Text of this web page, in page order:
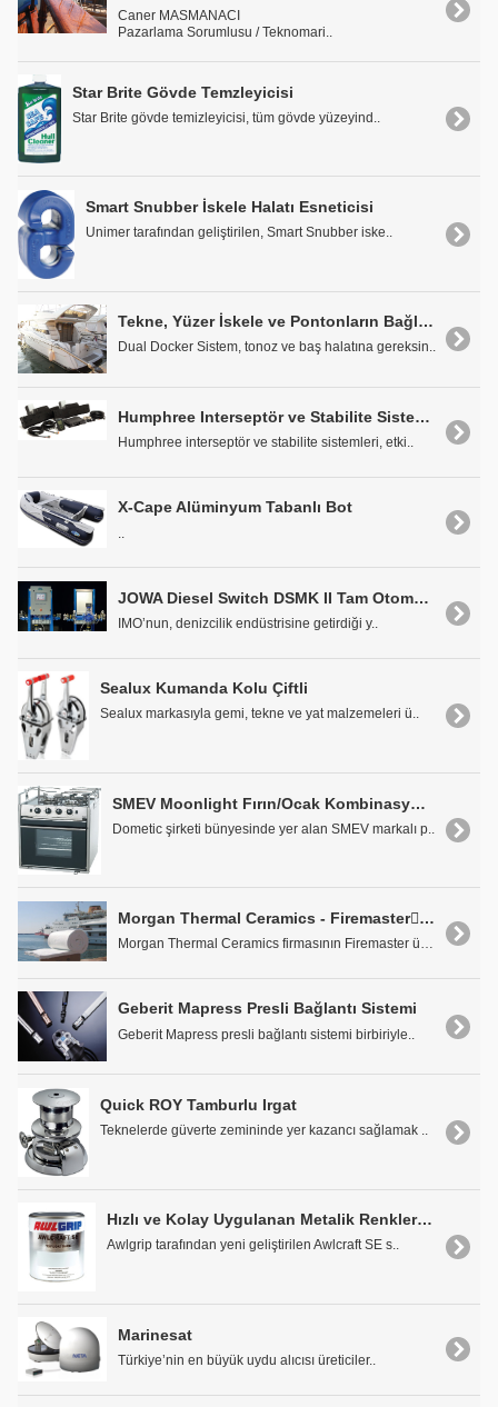
Caner MASMANACI
Pazarlama Sorumlusu / Teknomari..
Star Brite Gövde Temzleyicisi
Star Brite gövde temizleyicisi, tüm gövde yüzeyind..
Smart Snubber İskele Halatı Esneticisi
Unimer tarafından geliştirilen, Smart Snubber iske..
Tekne, Yüzer İskele ve Pontonların Bağlanmasında Yenilikçi Çözüm: Dual Docker Sistem
Dual Docker Sistem, tonoz ve baş halatına gereksin..
Humphree Interseptör ve Stabilite Sistemleri
Humphree interseptör ve stabilite sistemleri, etki..
X-Cape Alüminyum Tabanlı Bot
JOWA Diesel Switch DSMK II Tam Otomasyonlu Yakıt Management Sistemi
IMO’nun, denizcilik endüstrisine getirdiği y..
Sealux Kumanda Kolu Çiftli
Sealux markasıyla gemi, tekne ve yat malzemeleri ü..
SMEV Moonlight Fırın/Ocak Kombinasyonu
Dometic şirketi bünyesinde yer alan SMEV markalı p..
Morgan Thermal Ceramics - Firemaster Hafif Yapısal Yangın, Isı, Ses İzolasyonu
Morgan Thermal Ceramics firmasının Firemaster ürün..
Geberit Mapress Presli Bağlantı Sistemi
Geberit Mapress presli bağlantı sistemi birbiriyle..
Quick ROY Tamburlu Irgat
Teknelerde güverte zemininde yer kazancı sağlamak ..
Hızlı ve Kolay Uygulanan Metalik Renkler AWLCRAFT SE
Awlgrip tarafından yeni geliştirilen Awlcraft SE s..
Marinesat
Türkiye’nin en büyük uydu alıcısı üreticiler..